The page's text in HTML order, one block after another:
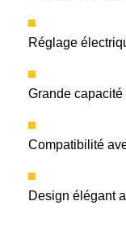
Réglage
Grande capacité
Compatibilité
Design élégant